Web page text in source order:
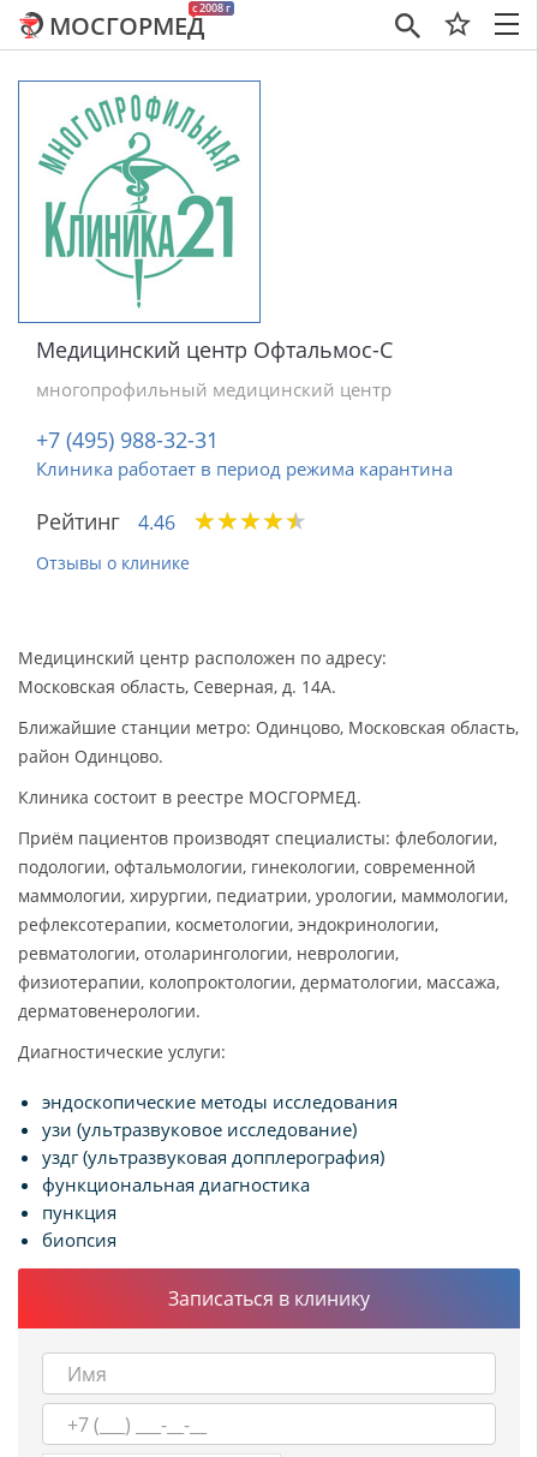
×
c 2008 г
МОСГОРМЕД
Медицинский центр Офтальмос-С
многопрофильный медицинский центр
+7 (495) 988-32-31
Клиника работает в период режима карантина
Рейтинг 4.46 ★★★★★
★★★★★
Отзывы о клинике
Медицинский центр расположен по адресу:
Московская область, Северная, д. 14А.
Ближайшие станции метро: Одинцово, Московская область,
район Одинцово.
Клиника состоит в реестре МОСГОРМЕД.
Приём пациентов производят специалисты: флебологии,
подологии, офтальмологии, гинекологии, современной
маммологии, хирургии, педиатрии, урологии, маммологии,
рефлексотерапии, косметологии, эндокринологии,
ревматологии, отоларингологии, неврологии,
физиотерапии, колопроктологии, дерматологии, массажа,
дерматовенерологии.
Диагностические услуги:
эндоскопические методы исследования
узи (ультразвуковое исследование)
уздг (ультразвуковая допплерография)
функциональная диагностика
пункция
биопсия
Записаться в клинику